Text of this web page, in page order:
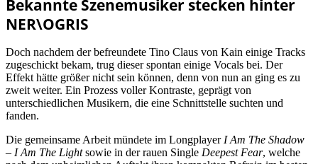
Bekannte Szenemusiker stecken hinter
NER\OGRIS
Doch nachdem der befreundete Tino Claus von Kain einige Tracks
zugeschickt bekam, trug dieser spontan einige Vocals bei. Der
Effekt hätte größer nicht sein können, denn von nun an ging es zu
zweit weiter. Ein Prozess voller Kontraste, geprägt von
unterschiedlichen Musikern, die eine Schnittstelle suchten und
fanden.
Die gemeinsame Arbeit mündete im Longplayer I Am The Shadow
– I Am The Lightsowie in der rauen Single Deepest Fear, welche